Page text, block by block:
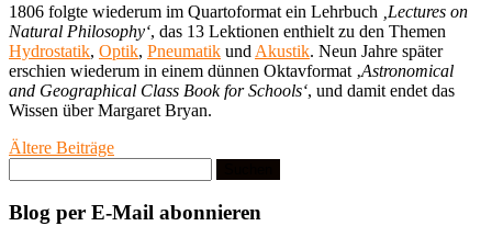
1806 folgte wiederum im Quartoformat ein Lehrbuch
‚Lectures on
Natural Philosophy‘, das 13 Lektionen enthielt zu den Themen
Hydrostatik, Optik, Pneumatik und Akustik. Neun Jahre später
erschien wiederum in einem dünnen Oktavformat ‚Astronomical
and Geographical Class Book for Schools‘, und damit endet das
Wissen über Margaret Bryan.
Beitragsnavigation
Ältere Beiträge
nach:
Blog per E-Mail abonnieren